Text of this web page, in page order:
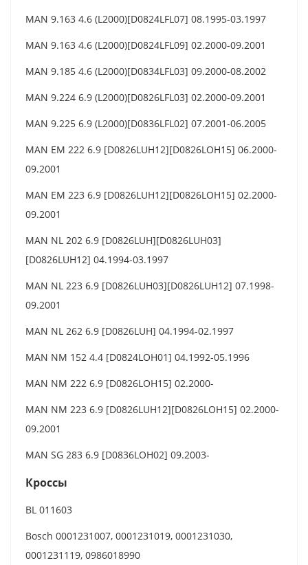
MAN 9.163 4.6 (L2000)[D0824LFL07] 08.1995-03.1997
MAN 9.163 4.6 (L2000)[D0824LFL09] 02.2000-09.2001
MAN 9.185 4.6 (L2000)[D0834LFL03] 09.2000-08.2002
MAN 9.224 6.9 (L2000)[D0826LFL03] 02.2000-09.2001
MAN 9.225 6.9 (L2000)[D0836LFL02] 07.2001-06.2005
MAN EM 222 6.9 [D0826LUH12][D0826LOH15] 06.2000-
09.2001
MAN EM 223 6.9 [D0826LUH12][D0826LOH15] 02.2000-
09.2001
MAN NL 202 6.9 [D0826LUH][D0826LUH03]
[D0826LUH12] 04.1994-03.1997
MAN NL 223 6.9 [D0826LUH03][D0826LUH12] 07.1998-
09.2001
MAN NL 262 6.9 [D0826LUH] 04.1994-02.1997
MAN NM 152 4.4 [D0824LOH01] 04.1992-05.1996
MAN NM 222 6.9 [D0826LOH15] 02.2000-
MAN NM 223 6.9 [D0826LUH12][D0826LOH15] 02.2000-
09.2001
MAN SG 283 6.9 [D0836LOH02] 09.2003-
Кроссы
BL 011603
Bosch 0001231007, 0001231019, 0001231030,
0001231119, 0986018990